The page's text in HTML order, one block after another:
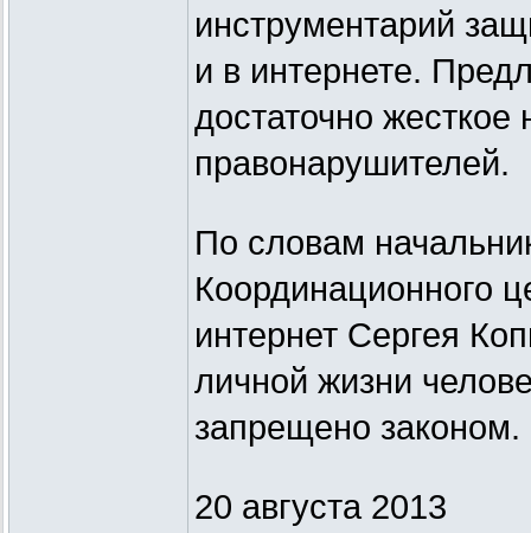
инструментарий
и в интернете.
достаточно жесткое
правонарушителей.
По словам
Координационного
интернет Сергея
личной жизни
запрещено законом.
20 августа 2013